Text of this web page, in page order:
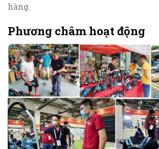
hàng.
Phương châm hoạt động